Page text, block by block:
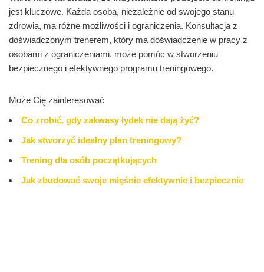
jest kluczowe. Każda osoba, niezależnie od swojego stanu
zdrowia, ma różne możliwości i ograniczenia. Konsultacja z
doświadczonym trenerem, który ma doświadczenie w pracy z
osobami z ograniczeniami, może pomóc w stworzeniu
bezpiecznego i efektywnego programu treningowego.
Może Cię zainteresować
Co zrobić, gdy zakwasy łydek nie dają żyć?
Jak stworzyć idealny plan treningowy?
Trening dla osób początkujących
Jak zbudować swoje mięśnie efektywnie i bezpiecznie